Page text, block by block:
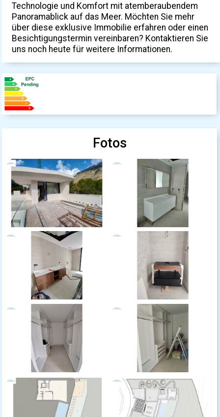
Technologie und Komfort mit atemberaubendem
Panoramablick auf das Meer. Möchten Sie mehr
über diese exklusive Immobilie erfahren oder einen
Besichtigungstermin vereinbaren? Kontaktieren Sie
uns noch heute für weitere Informationen.
Fotos